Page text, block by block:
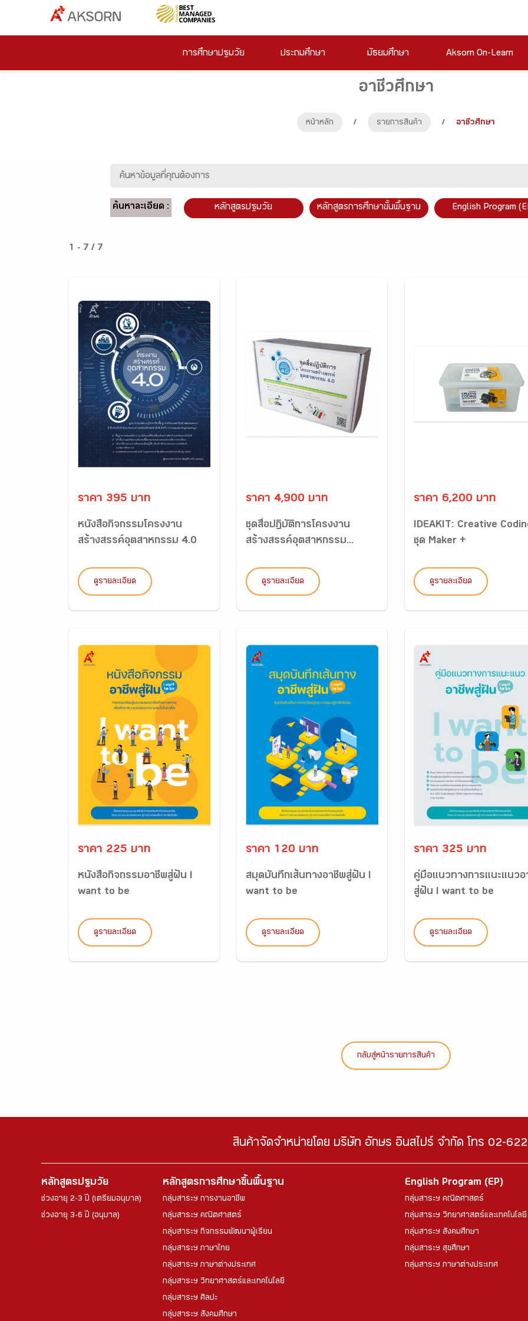
การศึกษาปฐมวัย ประถมศึกษา มัธยมศึกษา Aksorn On-Learn
อาชีวศึกษา
หน้าหลัก / รายการสินค้า / อาชีวศึกษา
ค้นหาละเอียด : หลักสูตรปฐมวัย หลักสูตรการศึกษาขั้นพื้นฐาน English Program
1 - 7 / 7
ราคา 395 บาท
หนังสือกิจกรรมโครงงาน
สร้างสรรค์อุตสาหกรรม 4.0
ดูรายละเอียด
ราคา 4,900 บาท
ชุดสื่อปฏิบัติการโครงงาน
สร้างสรรค์อุตสาหกรรม...
ดูรายละเอียด
ราคา 6,200 บาท
IDEAKIT: Creative
ชุด Maker +
ดูรายละเอียด
ราคา 225 บาท
หนังสือกิจกรรมอาชีพสู่ฝัน I
want to be
ดูรายละเอียด
ราคา 120 บาท
สมุดบันทึกเส้นทางอาชีพสู่ฝัน I
want to be
ดูรายละเอียด
ราคา 325 บาท
คู่มือแนวทางการแนะแนวอ
สู่ฝัน I want to be
ดูรายละเอียด
กลับสู่หน้ารายการสินค้า
สินค้าจัดจำหน่ายโดย บริษัท อักษร อินสไปร์ จำกัด โทร 02-
หลักสูตรปฐมวัย
ช่วงอายุ 2-3 ปี (เตรียมอนุบาล)
ช่วงอายุ 3-6 ปี (อนุบาล)
หลักสูตรการศึกษาขึ้นพื้นฐาน
กลุ่มสาระฯ การงานอาชีพ
กลุ่มสาระฯ คณิตศาสตร์
กลุ่มสาระฯ กิจกรรมพัฒนาผู้เรียน
กลุ่มสาระฯ ภาษาไทย
กลุ่มสาระฯ ภาษาต่างประเทศ
กลุ่มสาระฯ วิทยาศาสตร์และเทคโนโลยี
กลุ่มสาระฯ ศิลปะ
กลุ่มสาระฯ สังคมศึกษา
English Program (EP)
กลุ่มสาระฯ คณิตศาสตร์
กลุ่มสาระฯ วิทยาศาสตร์และเทคโนโลยี
กลุ่มสาระฯ สังคมศึกษา
กลุ่มสาระฯ สุขศึกษา
กลุ่มสาระฯ ภาษาต่างประเทศ